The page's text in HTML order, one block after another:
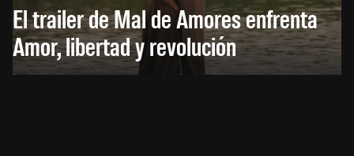
El trailer de Mal de Amores enfrenta
Amor, libertad y revolución